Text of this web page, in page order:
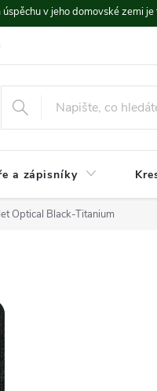
v jeho domovské zemi
a zápisníky
Optical Black-Titanium